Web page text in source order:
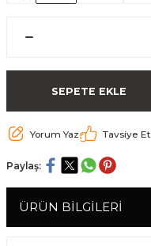
SEPETE EKLE
Yorum Yaz Tavsiye Et
Paylaş:
ÜRÜN BİLGİLERİ